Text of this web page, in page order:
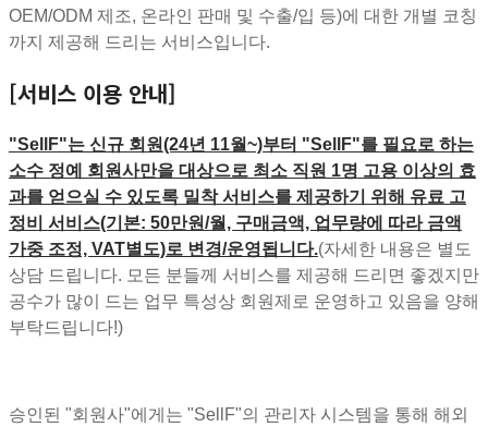
OEM/ODM 제조, 온라인 판매 및 수출/입 등)에 대한 개별 코칭
까지 제공해 드리는 서비스입니다.
[서비스 이용 안내]
"SellF"는 신규 회원(24년 11월~)부터 "SellF"를 필요로 하는
소수 정예 회원사만을 대상으로 최소 직원 1명 고용 이상의 효
과를 얻으실 수 있도록 밀착 서비스를 제공하기 위해 유료 고
정비 서비스(기본: 50만원/월, 구매금액, 업무량에 따라 금액
가중 조정, VAT별도)로 변경/운영됩니다.(자세한 내용은 별도
상담 드립니다. 모든 분들께 서비스를 제공해 드리면 좋겠지만
공수가 많이 드는 업무 특성상 회원제로 운영하고 있음을 양해
부탁드립니다!)
승인된 "회원사"에게는 "SellF"의 관리자 시스템을 통해 해외